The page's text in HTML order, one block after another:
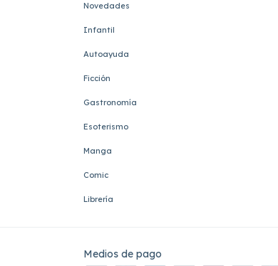
Novedades
Infantil
Autoayuda
Ficción
Gastronomía
Esoterismo
Manga
Comic
Librería
Medios de pago